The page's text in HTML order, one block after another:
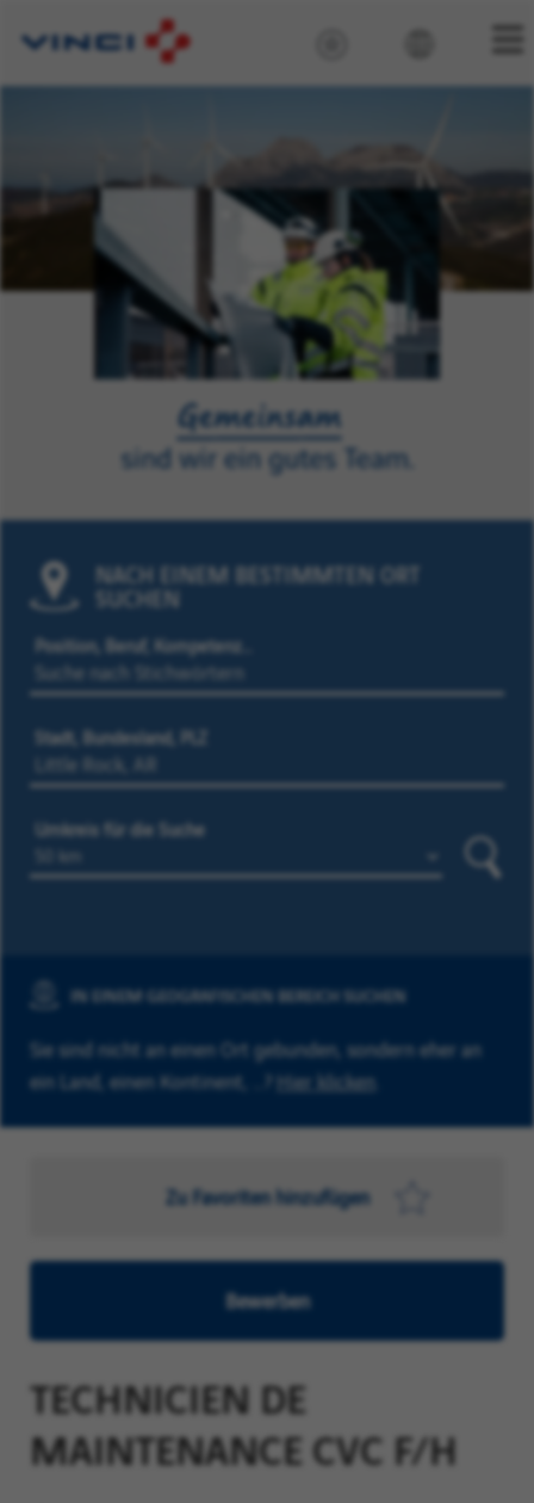
NACH EINEM BESTIMMTEN ORT
SUCHEN
Position, Beruf, Kompetenz…
Stadt, Bundesland, PLZ
Umkreis für die Suche
IN EINEM GEOGRAFISCHEN BEREICH SUCHEN
Sie sind nicht an einen Ort gebunden, sondern eher an
ein Land, einen Kontinent, …? Hier klicken
Zu Favoriten hinzufügen
Bewerben
TECHNICIEN DE
MAINTENANCE CVC F/H